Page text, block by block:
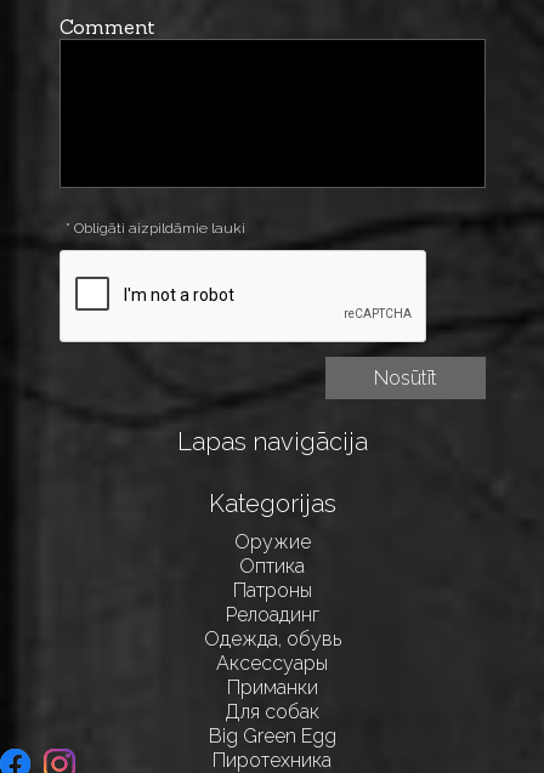
Comment
* Obligāti aizpildāmie lauki
Lapas navigācija
Kategorijas
Оружие
Оптика
Патроны
Релоадинг
Одежда, обувь
Аксессуары
Приманки
Для собак
Big Green Egg
Пиротехника